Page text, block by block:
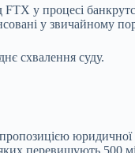
у процесі
у звичайному
схвалення суду.
перевищують